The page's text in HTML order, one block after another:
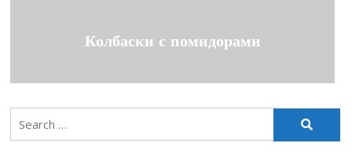
Колбаски с помидорами
Search